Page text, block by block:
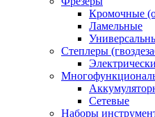
Кромочные
Ламельные
Степлеры
Сетевые
Наборы